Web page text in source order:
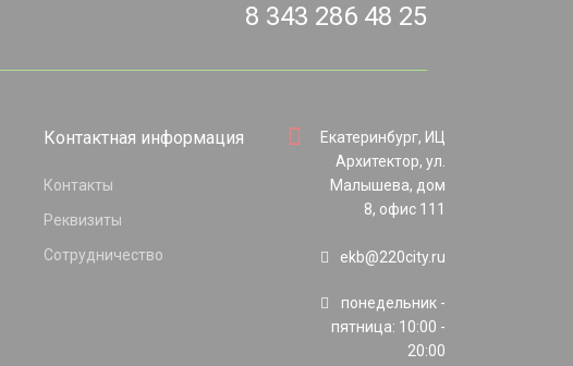
8 343 286 48 25
Контактная информация
Контакты
Реквизиты
Сотрудничество
Екатеринбург, ИЦ
Архитектор, ул.
Малышева, дом
8, офис 111
ekb@220city.ru
понедельник -
пятница: 10:00 -
20:00